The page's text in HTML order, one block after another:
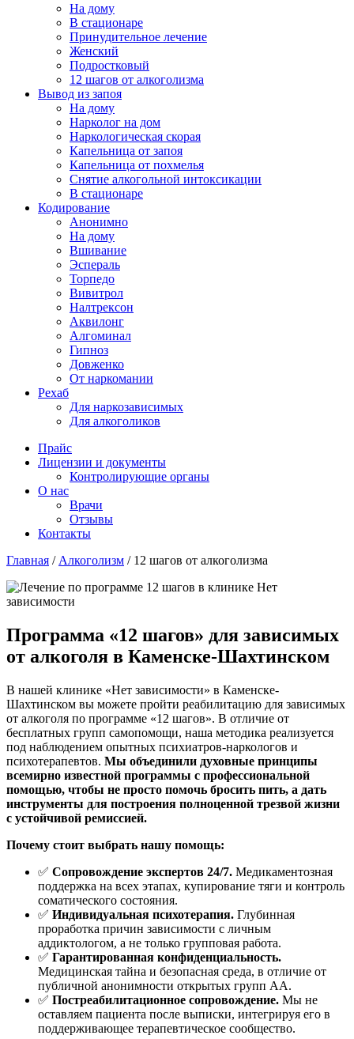
На дому
В стационаре
Принудительное лечение
Женский
Подростковый
12 шагов от алкоголизма
Вывод из запоя
На дому
Нарколог на дом
Наркологическая скорая
Капельница от запоя
Капельница от похмелья
Снятие алкогольной интоксикации
В стационаре
Кодирование
Анонимно
На дому
Вшивание
Эспераль
Торпедо
Вивитрол
Налтрексон
Аквилонг
Алгоминал
Гипноз
Довженко
От наркомании
Рехаб
Для наркозависимых
Для алкоголиков
Прайс
Лицензии и документы
Контролирующие органы
О нас
Врачи
Отзывы
Контакты
Главная / Алкоголизм / 12 шагов от алкоголизма
Программа «12 шагов» для зависимых
от алкоголя в Каменске-Шахтинском
В нашей клинике «Нет зависимости» в Каменске-
Шахтинском вы можете пройти реабилитацию для зависимых
от алкоголя по программе «12 шагов». В отличие от
бесплатных групп самопомощи, наша методика реализуется
под наблюдением опытных психиатров-наркологов и
психотерапевтов. Мы объединили духовные принципы
всемирно известной программы с профессиональной
помощью, чтобы не просто помочь бросить пить, а дать
инструменты для построения полноценной трезвой жизни
с устойчивой ремиссией.
Почему стоит выбрать нашу помощь:
✅ Сопровождение экспертов 24/7. Медикаментозная
поддержка на всех этапах, купирование тяги и контроль
соматического состояния.
✅ Индивидуальная психотерапия. Глубинная
проработка причин зависимости с личным
аддиктологом, а не только групповая работа.
✅ Гарантированная конфиденциальность.
Медицинская тайна и безопасная среда, в отличие от
публичной анонимности открытых групп АА.
✅ Постреабилитационное сопровождение. Мы не
оставляем пациента после выписки, интегрируя его в
поддерживающее терапевтическое сообщество.